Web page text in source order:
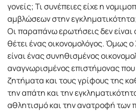
γονείς; Τι συνέπειες είχε η
αμβλώσεων στην
Οι παραπάνω ερωτήσεις δεν
θέτει ένας οικονομολόγος. Όμως ο
είναι ένας συνηθισμένος
αναγνωρισμένος επιστήμονας που
ζητήματα και τους γρίφους της
την απάτη και την
αθλητισμό και την ανατροφή των